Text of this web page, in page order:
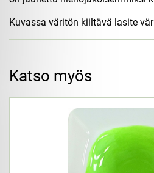
Kuvassa väritön kiiltävä lasite
Katso myös